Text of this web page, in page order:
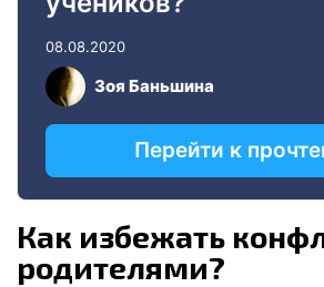
Как избежать
родителями?